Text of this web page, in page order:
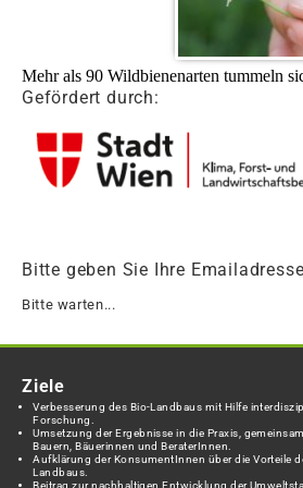
Mehr als 90 Wildbienenarten tummeln
Gefördert durch:
Bitte geben Sie Ihre
Bitte warten...
Ziele
Verbesserung des Bio-Landbaus mit Hilfe
Forschung.
Umsetzung der Ergebnisse in die Praxis,
Bauern, Bäuerinnen und BeraterInnen.
Aufklärung der KonsumentInnen über die Vorteile
Landbaus.
Beitrag zur nachhaltigen Entwicklung der